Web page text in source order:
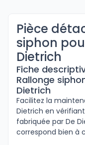
Pièce
siphon
Dietrich
Fiche
Rallonge
Dietrich
Facilitez la
Dietrich en
fabriquée par De
correspond bien à